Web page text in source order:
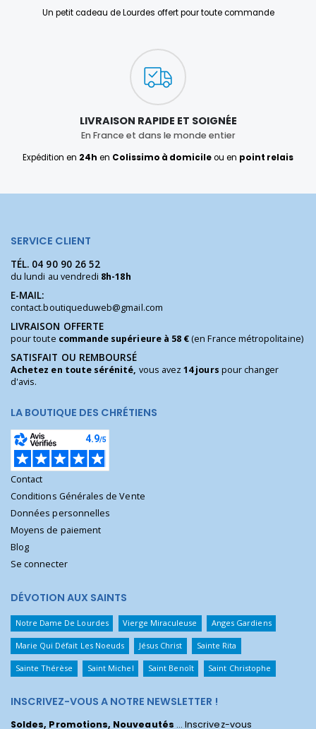
Un petit cadeau de Lourdes offert pour toute commande
LIVRAISON RAPIDE ET SOIGNÉE
En France et dans le monde entier
Expédition en 24h en Colissimo à domicileou en point relais
SERVICE CLIENT
TÉL. 04 90 90 26 52
du lundi au vendredi 8h-18h
E-MAIL:
contact.boutiqueduweb@gmail.com
LIVRAISON OFFERTE
pour toute commande supérieure à 58 €(en France métropolitaine)
SATISFAIT OU REMBOURSÉ
Achetez en toute sérénité, vous avez14 jours pour changer
d'avis.
LA BOUTIQUE DES CHRÉTIENS
Contact
Conditions Générales de Vente
Données personnelles
Moyens de paiement
Blog
Se connecter
DÉVOTION AUX SAINTS
Notre Dame De Lourdes Vierge Miraculeuse Anges Gardiens
Marie Qui Défait Les Noeuds Jésus Christ Sainte Rita
Sainte Thérèse Saint Michel Saint Benoît Saint Christophe
INSCRIVEZ-VOUS A NOTRE NEWSLETTER !
Soldes, Promotions, Nouveautés ... Inscrivez-vous